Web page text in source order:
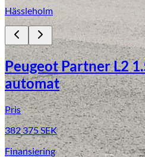
Hässleholm
Peugeot Partner L2
automat
Pris
382 375SEK
Finansiering